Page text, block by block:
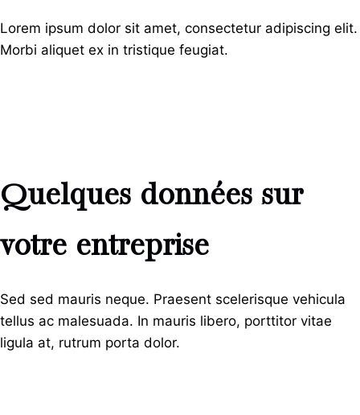
Lorem ipsum dolor sit amet, consectetur adipiscing elit.
Morbi aliquet ex in tristique feugiat.
Quelques données sur
votre entreprise
Sed sed mauris neque. Praesent scelerisque vehicula
tellus ac malesuada. In mauris libero, porttitor vitae
ligula at, rutrum porta dolor.